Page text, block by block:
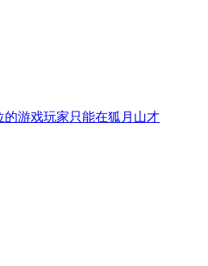
的游戏玩家只能在狐月山才